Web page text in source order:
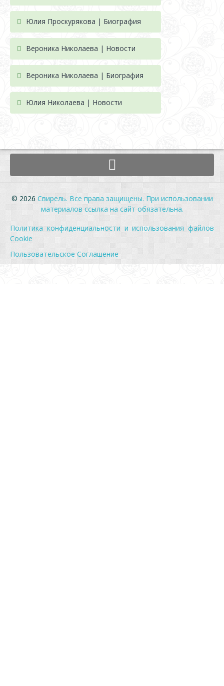
Юлия Проскурякова | Биография
Вероника Николаева | Новости
Вероника Николаева | Биография
Юлия Николаева | Новости
© 2026 Свирель. Все права защищены. При использовании
материалов ссылка на сайт обязательна.
Политика конфиденциальности и использования файлов
Cookie
Пользовательское Соглашение